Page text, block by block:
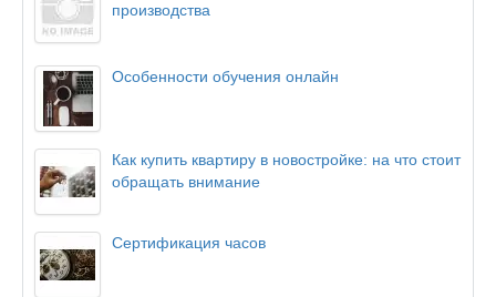
производства
Особенности обучения онлайн
Как купить квартиру в новостройке: на что стоит
обращать внимание
Сертификация часов